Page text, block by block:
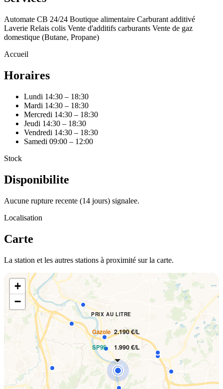
Automate CB 24/24 Boutique alimentaire Carburant additivé
Laverie Relais colis Vente d'additifs carburants Vente de gaz
domestique (Butane, Propane)
Accueil
Horaires
Lundi 14:30 – 18:30
Mardi 14:30 – 18:30
Mercredi 14:30 – 18:30
Jeudi 14:30 – 18:30
Vendredi 14:30 – 18:30
Samedi 09:00 – 12:00
Stock
Disponibilite
Aucune rupture recente (14 jours) signalee.
Localisation
Carte
La station et les autres stations à proximité sur la carte.
PRIX AU LITRE
Gazole 2.190 €/L
SP95 1.990 €/L
+
−